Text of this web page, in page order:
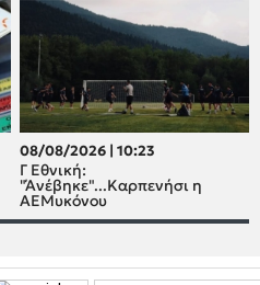
08/08/2026 | 10:23
Γ Εθνική:
"Άνέβηκε"...Καρπενήσι η
ΑΕΜυκόνου